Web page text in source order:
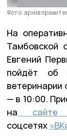
Фото: архив
На
Тамбовской
Евгений
пойдёт об
ветеринарии
— в 10:00.
на сайте
соцсетях